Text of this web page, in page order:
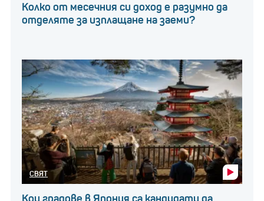
Колко от месечния си доход е разумно да
отделяте за изплащане на заеми?
СВЯТ